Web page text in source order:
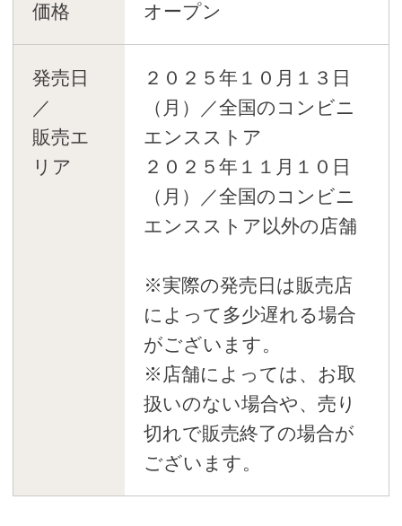
価格 オープン
発売日
／
販売エ
リア
２０２５年１０月１３日
（月）／全国のコンビニ
エンスストア
２０２５年１１月１０日
（月）／全国のコンビニ
エンスストア以外の店舗
※実際の発売日は販売店
によって多少遅れる場合
がございます。
※店舗によっては、お取
扱いのない場合や、売り
切れで販売終了の場合が
ございます。